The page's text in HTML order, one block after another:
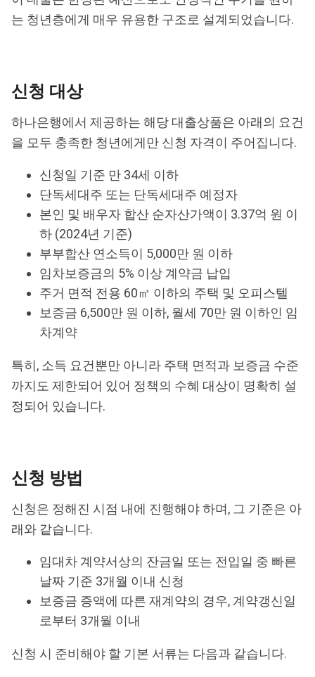
는 청년층에게 매우 유용한 구조로 설계되었습니다.
신청 대상
하나은행에서 제공하는 해당 대출상품은 아래의 요건
을 모두 충족한 청년에게만 신청 자격이 주어집니다.
신청일 기준 만 34세 이하
단독세대주 또는 단독세대주 예정자
본인 및 배우자 합산 순자산가액이 3.37억 원 이
하 (2024년 기준)
부부합산 연소득이 5,000만 원 이하
임차보증금의 5% 이상 계약금 납입
주거 면적 전용 60㎡ 이하의 주택 및 오피스텔
보증금 6,500만 원 이하, 월세 70만 원 이하인 임
차계약
특히, 소득 요건뿐만 아니라 주택 면적과 보증금 수준
까지도 제한되어 있어 정책의 수혜 대상이 명확히 설
정되어 있습니다.
신청 방법
신청은 정해진 시점 내에 진행해야 하며, 그 기준은 아
래와 같습니다.
임대차 계약서상의 잔금일 또는 전입일 중 빠른
날짜 기준 3개월 이내 신청
보증금 증액에 따른 재계약의 경우, 계약갱신일
로부터 3개월 이내
신청 시 준비해야 할 기본 서류는 다음과 같습니다.